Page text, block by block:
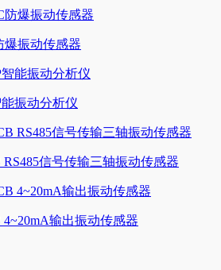
爆振动传感器
能振动分析仪
RS485信号传输三轴振动传感器
4~20mA输出振动传感器